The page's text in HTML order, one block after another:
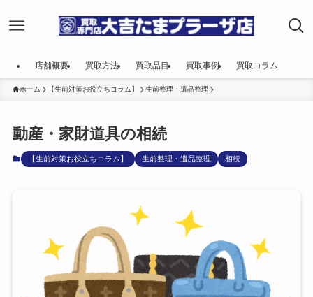
店舗概要 買取方法 買取品目 買取事例 買取コラム
ホーム 【生前対策お役立ちコラム】 生前整理・遺品整理
動産・家財道具の相続
【生前対策お役立ちコラム】 生前整理・遺品整理 相続